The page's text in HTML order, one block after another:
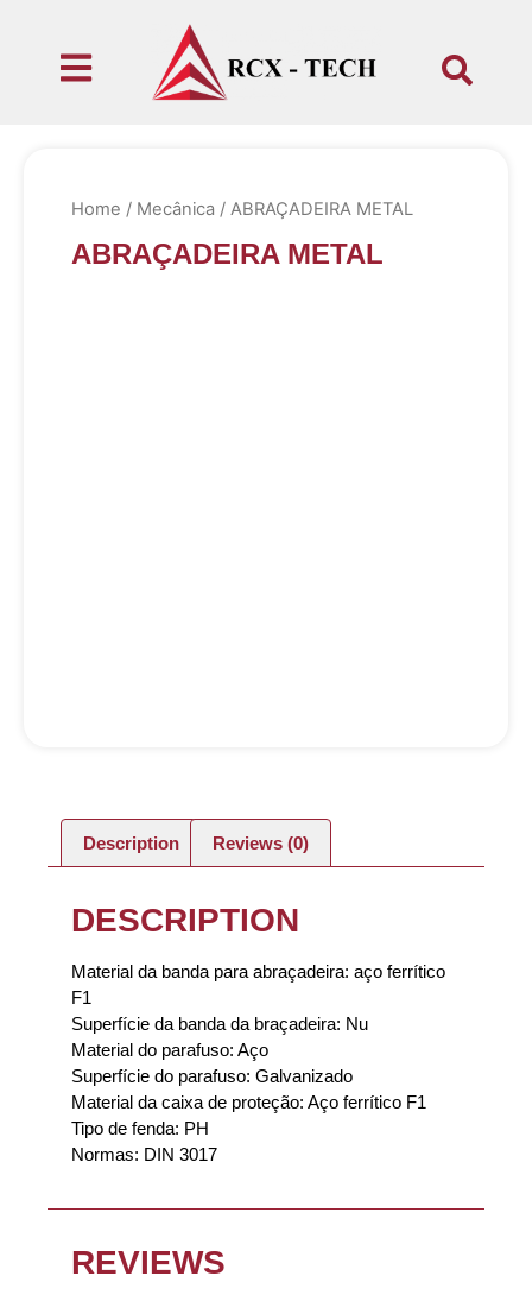
Home / Mecânica / ABRAÇADEIRA METAL
ABRAÇADEIRA METAL
Description Reviews (0)
DESCRIPTION
Material da banda para abraçadeira: aço ferrítico
F1
Superfície da banda da braçadeira: Nu
Material do parafuso: Aço
Superfície do parafuso: Galvanizado
Material da caixa de proteção: Aço ferrítico F1
Tipo de fenda: PH
Normas: DIN 3017
REVIEWS